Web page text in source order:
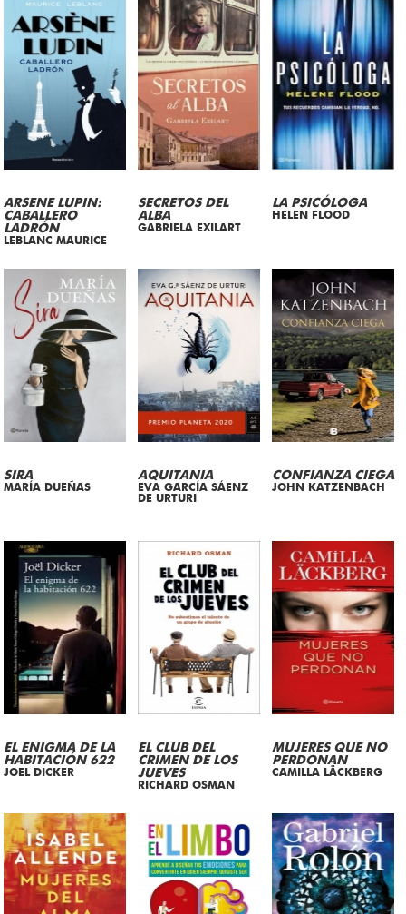
ARSENE LUPIN:
CABALLERO
LADRÓN
LEBLANC MAURICE
SECRETOS DEL
ALBA
GABRIELA EXILART
LA PSICÓLOGA
HELEN FLOOD
SIRA
MARÍA DUEÑAS
AQUITANIA
EVA GARCÍA SÁENZ
DE URTURI
CONFIANZA CIEGA
JOHN KATZENBACH
EL ENIGMA DE LA
HABITACIÓN 622
JOEL DICKER
EL CLUB DEL
CRIMEN DE LOS
JUEVES
RICHARD OSMAN
MUJERES QUE NO
PERDONAN
CAMILLA LÄCKBERG